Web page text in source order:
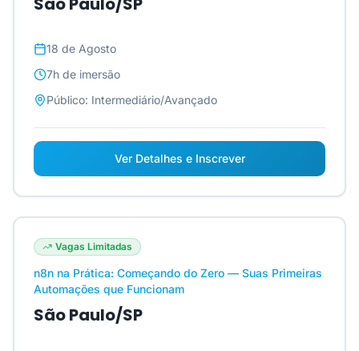
18 de Agosto
7h de imersão
Público: Intermediário/Avançado
Ver Detalhes e Inscrever
Vagas Limitadas
n8n na Prática: Começando do Zero — Suas Primeiras
Automações que Funcionam
São Paulo/SP